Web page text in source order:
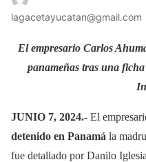
lagacetayucatan@gmail.com
El empresario Carlos
panameñas tras una
JUNIO 7, 2024.- El
detenido en Panamá la
fue detallado por Danilo